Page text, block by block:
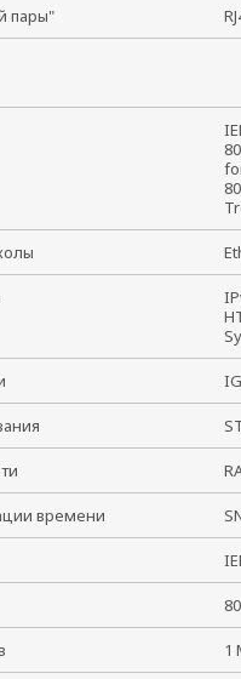
пары"
времени
1